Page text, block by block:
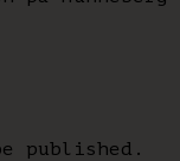
published.